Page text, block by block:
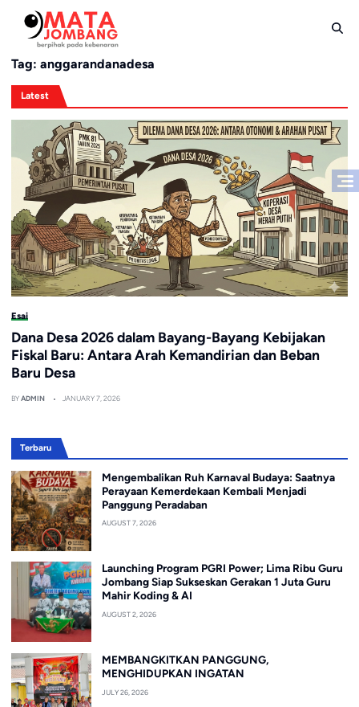
content
Tag: anggarandanadesa
Latest
Esai
Dana Desa 2026 dalam Bayang-Bayang Kebijakan
Fiskal Baru: Antara Arah Kemandirian dan Beban
Baru Desa
BYADMIN JANUARY 7, 2026
Terbaru
Mengembalikan Ruh Karnaval Budaya: Saatnya
Perayaan Kemerdekaan Kembali Menjadi
Panggung Peradaban
AUGUST 7, 2026
Launching Program PGRI Power; Lima Ribu Guru
Jombang Siap Sukseskan Gerakan 1 Juta Guru
Mahir Koding & AI
AUGUST 2, 2026
MEMBANGKITKAN PANGGUNG,
MENGHIDUPKAN INGATAN
JULY 26, 2026